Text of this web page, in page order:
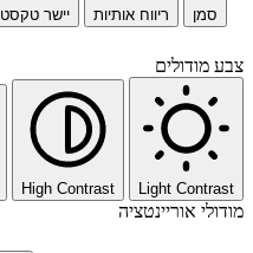
סמן ריווח אותיות יישר טקסט
צבע מודולים
Light Contrast
High Contrast
מודולי אוריינטציה